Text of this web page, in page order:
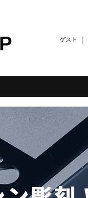
ゲスト